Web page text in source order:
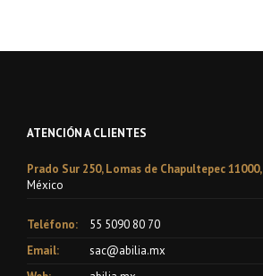
ATENCIÓN A CLIENTES
Prado Sur 250, Lomas de Chapultepec 11000,
México
Teléfono:
55 5090 80 70
Email:
sac@abilia.mx